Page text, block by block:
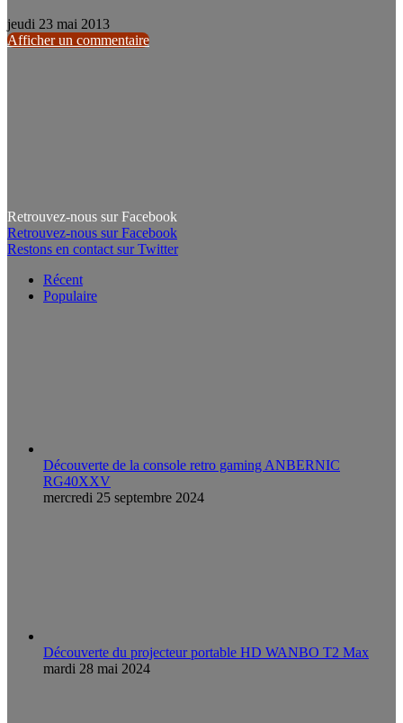
jeudi 23 mai 2013
Afficher un commentaire
Retrouvez-nous sur Facebook
Retrouvez-nous sur Facebook
Restons en contact sur Twitter
Récent
Populaire
Découverte de la console retro gaming ANBERNIC
RG40XXV
mercredi 25 septembre 2024
Découverte du projecteur portable HD WANBO T2 Max
mardi 28 mai 2024